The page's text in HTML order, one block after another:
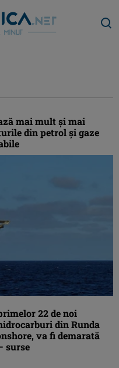
mai mult și mai
din petrol și gaze
22 de noi
din Runda
va fi demarată
surse